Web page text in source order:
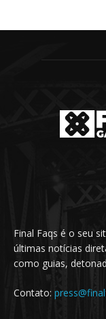
Final Faqs é o seu
últimas notícias
como guias,
Contato: